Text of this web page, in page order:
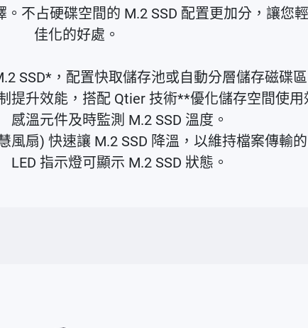
不占硬碟空間的 M.2 SSD 配置更加分，讓您
佳化的好處。
SSD*，配置快取儲存池或自動分層儲存磁碟區
提升效能，搭配 Qtier 技術**優化儲存空間使用
感溫元件及時監測 M.2 SSD 溫度。
風扇) 快速讓 M.2 SSD 降溫，以維持檔案傳輸
LED 指示燈可顯示 M.2 SSD 狀態。